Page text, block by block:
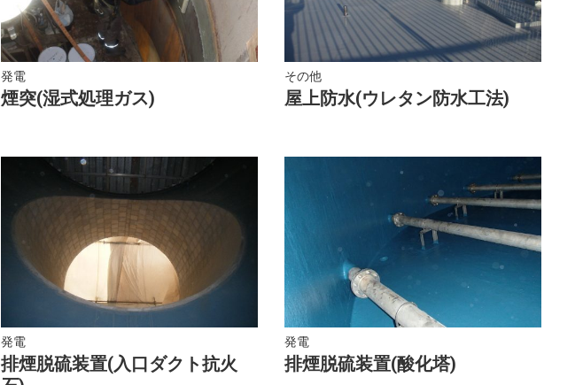
発電
煙突(湿式処理ガス)
その他
屋上防水(ウレタン防水工法)
発電
排煙脱硫装置(入口ダクト抗火
発電
排煙脱硫装置(酸化塔)